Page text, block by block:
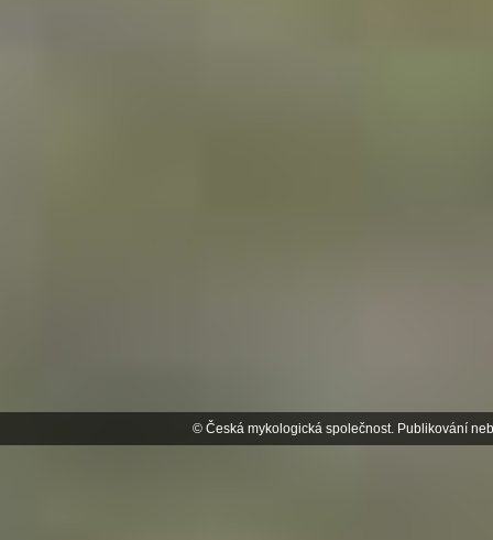
© Česká mykologická společnost. Publikování